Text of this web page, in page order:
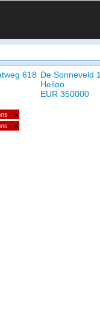
618 De Sonneveld 1
Heiloo
EUR 350000
×
×